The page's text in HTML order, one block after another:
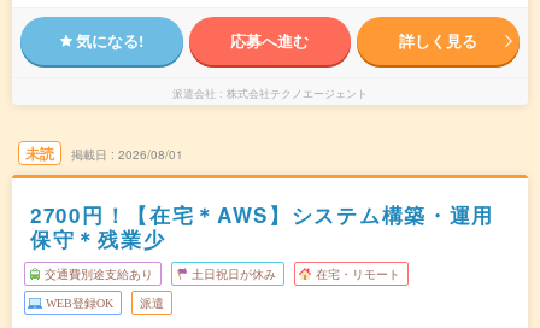
気になる! 応募へ進む 詳しく見る
派遣会社 株式会社テクノエージェント
未読 掲載日 2026/08/01
2700円！【在宅＊AWS】システム構築・運用
保守＊残業少
交通費別途支給あり 土日祝日が休み 在宅・リモート
WEB登録OK 派遣